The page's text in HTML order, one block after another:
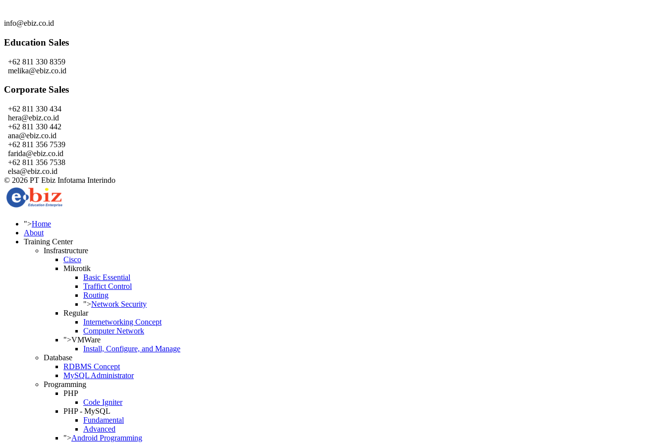
info@ebiz.co.id
Education Sales
+62 811 330 8359
melika@ebiz.co.id
Corporate Sales
+62 811 330 434
hera@ebiz.co.id
+62 811 330 442
ana@ebiz.co.id
+62 811 356 7539
farida@ebiz.co.id
+62 811 356 7538
elsa@ebiz.co.id
© 2026 PT Ebiz Infotama Interindo
">Home
About
Training Center
Insfrastructure
Cisco
Mikrotik
Basic Essential
Traffict Control
Routing
">Network Security
Regular
Internetworking Concept
Computer Network
">VMWare
Install, Configure, and Manage
Database
RDBMS Concept
MySQL Administrator
Programming
PHP
Code Igniter
PHP - MySQL
Fundamental
Advanced
">Android Programming